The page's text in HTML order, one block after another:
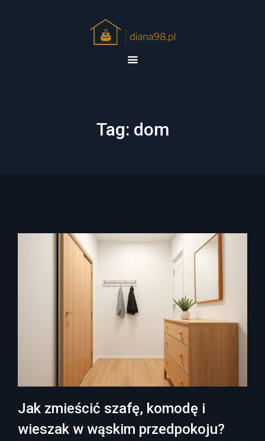
Tag: dom
Jak zmieścić szafę, komodę i
wieszak w wąskim przedpokoju?